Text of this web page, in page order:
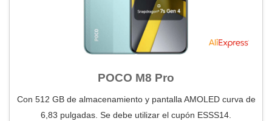
POCO M8 Pro
Con 512 GB de almacenamiento y pantalla AMOLED curva de
6,83 pulgadas. Se debe utilizar el cupón ESSS14.